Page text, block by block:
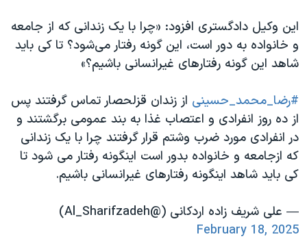
این وکیل دادگستری افزود: «چرا با یک زندانی که از جامعه
و خانواده به دور است، این گونه رفتار می‌شود؟ تا کی باید
شاهد این گونه رفتارهای غیرانسانی باشیم؟»
#رضا_محمد_حسینی از زندان قزلحصار تماس گرفتند پس
از ده روز انفرادی و اعتصاب غذا به بند عمومی برگشتند و
در انفرادی مورد ضرب وشتم قرار گرفتند چرا با یک زندانی
که ازجامعه و خانواده بدور است اینگونه رفتار می شود تا
کی باید شاهد اینگونه رفتارهای غیرانسانی باشیم.
— علی شریف زاده اردکانی (@Al_Sharifzadeh)
February 18, 2025